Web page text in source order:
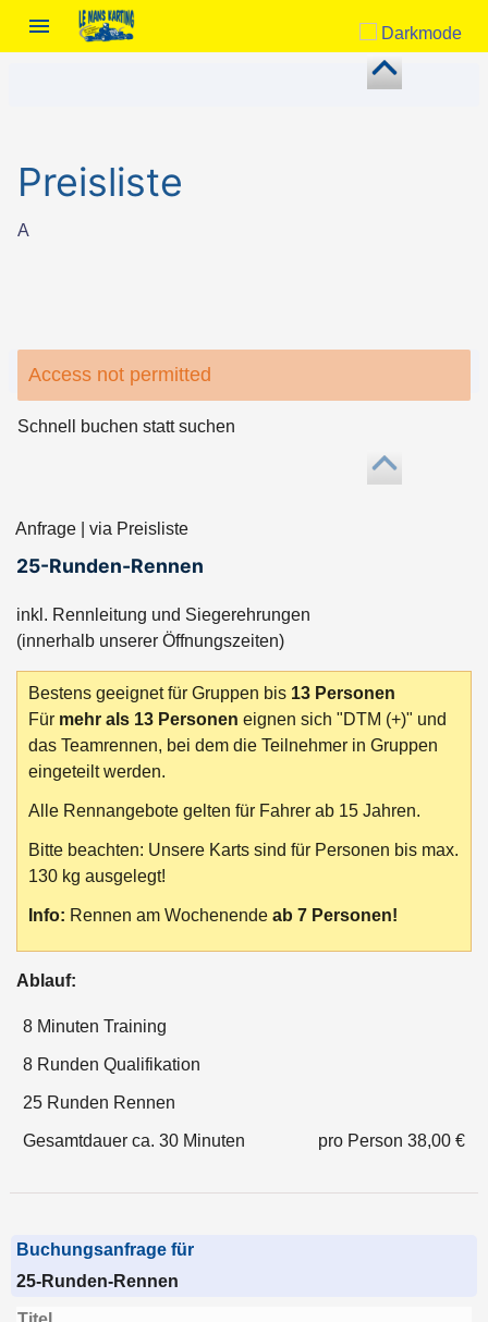
Darkmode
Preisliste
A
Access not permitted
Schnell buchen statt suchen
Anfrage | via Preisliste
25-Runden-Rennen
inkl. Rennleitung und Siegerehrungen
(innerhalb unserer Öffnungszeiten)
Bestens geeignet für Gruppen bis 13 Personen
Für mehr als 13 Personen eignen sich "DTM (+)" und
das Teamrennen, bei dem die Teilnehmer in Gruppen
eingeteilt werden.
Alle Rennangebote gelten für Fahrer ab 15 Jahren.
Bitte beachten: Unsere Karts sind für Personen bis max.
130 kg ausgelegt!
Info: Rennen am Wochenende ab 7 Personen!
Ablauf:
8 Minuten Training
8 Runden Qualifikation
25 Runden Rennen
Gesamtdauer ca. 30 Minuten pro Person 38,00 €
Buchungsanfrage für
25-Runden-Rennen